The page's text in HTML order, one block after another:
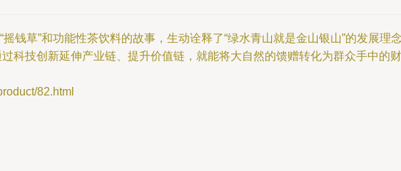
摇钱草”和功能性茶饮料的故事，生动诠释了“绿水青山就是金山银山”的发展
科技创新延伸产业链、提升价值链，就能将大自然的馈赠转化为群众手中的
82.html